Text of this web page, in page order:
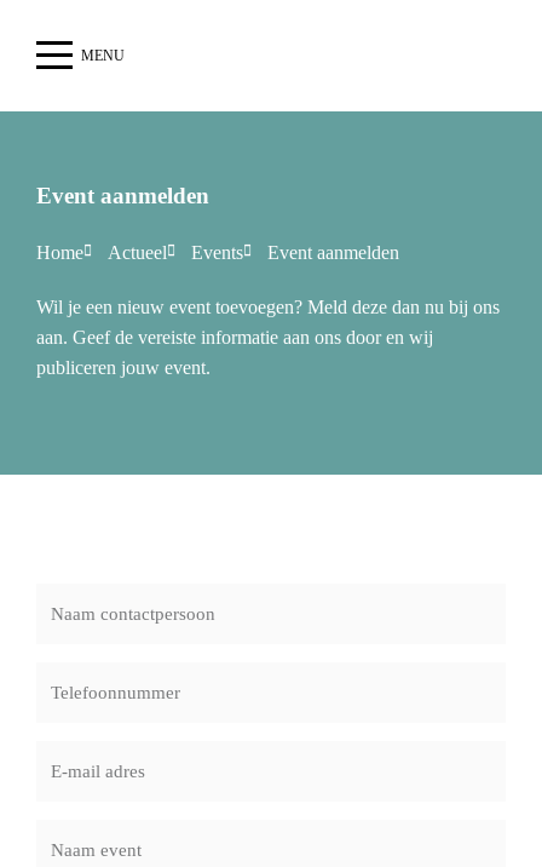
MENU
Event aanmelden
Home Actueel Events Event aanmelden
Wil je een nieuw event toevoegen? Meld deze dan nu bij ons
aan. Geef de vereiste informatie aan ons door en wij
publiceren jouw event.